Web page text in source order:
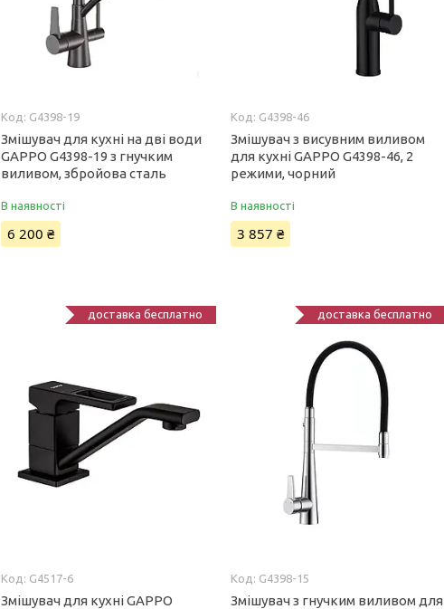
G4398-19
Змішувач для кухні на дві води
GAPPO G4398-19 з гнучким
виливом, збройова сталь
В наявності
6 200 ₴
G4398-46
Змішувач з висувним виливом
для кухні GAPPO G4398-46, 2
режими, чорний
В наявності
3 857 ₴
доставка бесплатно
G4517-6
Змішувач для кухні GAPPO
доставка бесплатно
G4398-15
Змішувач з гнучким виливом для